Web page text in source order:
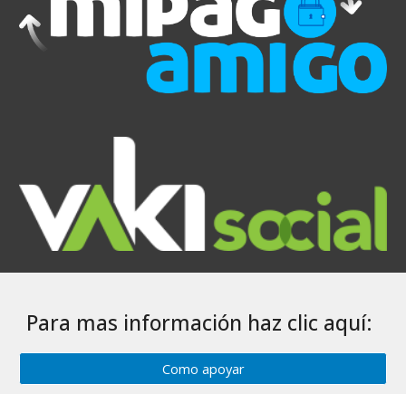
Para mas información haz clic aquí:
Como apoyar